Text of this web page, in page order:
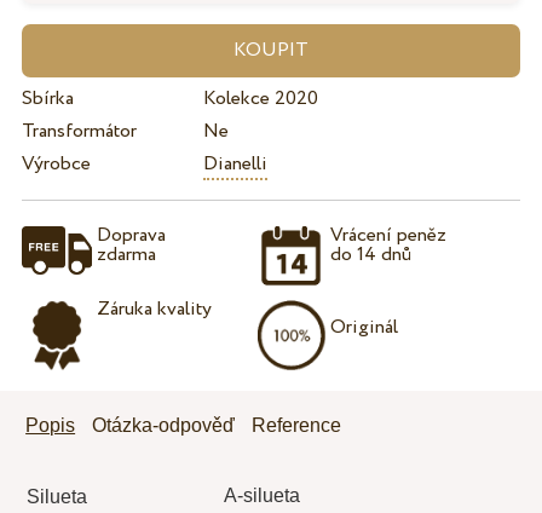
Sbírka
Kolekce 2020
Transformátor
Ne
Výrobce
Dianelli
Doprava
zdarma
Záruka kvality
Vrácení peněz
do 14 dnů
Originál
Popis Otázka-odpověď Reference
Silueta
A-silueta